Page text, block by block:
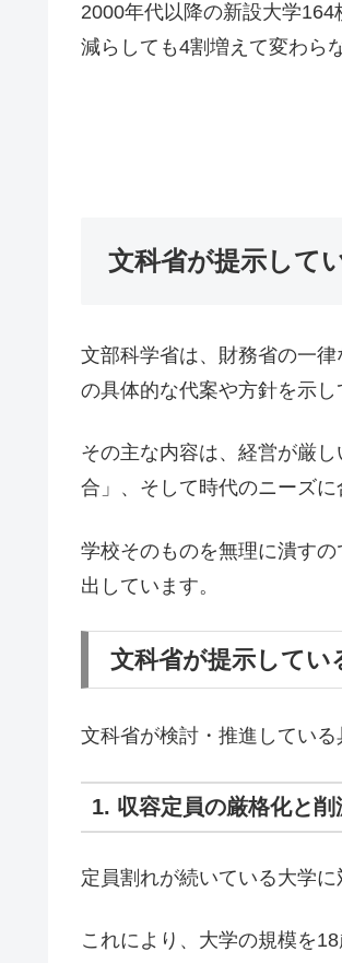
2000年代以降の新設大学
減らしても4割増えて変わら
文科省が提示して
文部科学省は、財務省の一
の具体的な代案や方針を示し
その主な内容は、経営が厳
合」、そして時代のニーズに
学校そのものを無理に潰す
出しています。
文科省が提示してい
文科省が検討・推進している
1. 収容定員の厳格化と削
定員割れが続いている大学
これにより、大学の規模を